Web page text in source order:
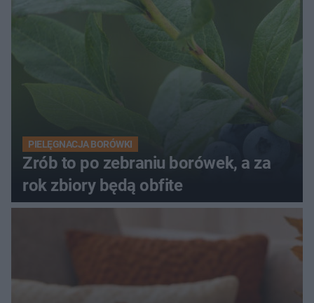
PIELĘGNACJA BORÓWKI
Zrób to po zebraniu borówek, a za
rok zbiory będą obfite